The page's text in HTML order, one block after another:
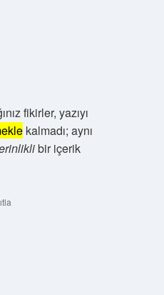
fikirler, yazıyı
kalmadı; aynı
bir içerik